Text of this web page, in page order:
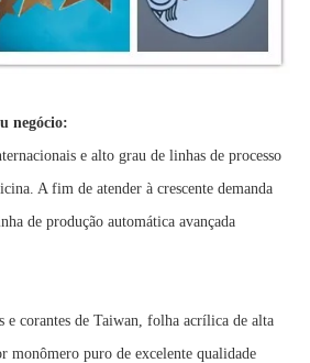
negócio:
e alto grau de linhas de processo
A fim de atender à crescente demanda
de produção automática avançada
e corantes de Taiwan, folha acrílica de alta
monômero puro de excelente qualidade